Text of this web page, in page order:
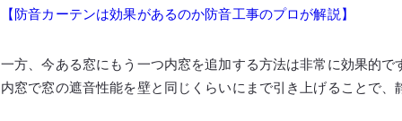
【防音カーテンは効果があるのか防音工事のプロが解説】
一方、今ある窓にもう一つ内窓を追加する方法は非常に効果的で
内窓で窓の遮音性能を壁と同じくらいにまで引き上げることで、